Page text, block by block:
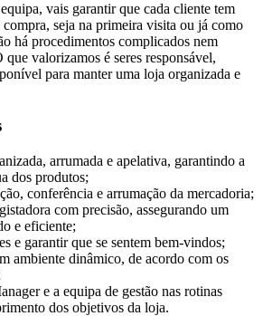
vais garantir que cada cliente tem
seja na primeira visita ou já como
há procedimentos complicados nem
valorizamos é seres responsável,
para manter uma loja organizada e
arrumada e apelativa, garantindo a
dos produtos;
conferência e arrumação da mercadoria;
com precisão, assegurando um
e eficiente;
e garantir que se sentem bem-vindos;
ambiente dinâmico, de acordo com os
e a equipa de gestão nas rotinas
dos objetivos da loja.